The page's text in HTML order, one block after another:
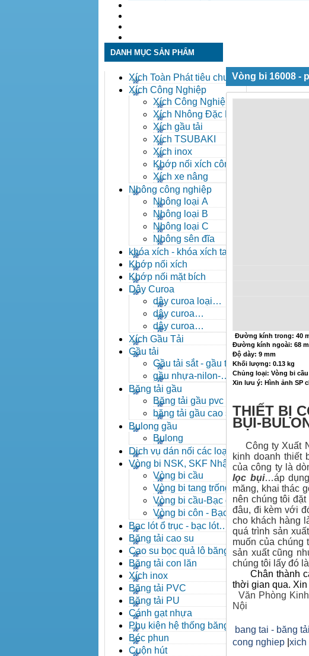
DANH MỤC SẢN PHẨM
Xích Toàn Phát tiêu chuẩn
ANSI
Xích Công Nghiệp
Xích Công Nghiệp -
Xich Cong Nghiep
Xích Nhông Đặc Biệt
Xích gầu tải
Xích TSUBAKI
Xích inox
Khớp nối xích công
nghiệp
Xích xe nâng
Nhông công nghiệp
Nhông loại A
Nhông loại B
Nhông loại C
Nhông sên đĩa
khóa xích - khóa xích tai eo
- khóa xích công nghiệp
Khớp nối xích
Khớp nối mặt bích
Dây Curoa
dây curoa loại
A,B,C,D,E
dây curoa
SPZ,SPA,SPB,SPC
dây curoa
XPZ,XPA,XPB,XPC
Xích Gầu Tải
Gầu tải
Gầu tải sắt - gầu tải
inox
gầu nhựa-nilon-
HDPE
Băng tải gầu
Băng tải gầu pvc
băng tải gầu cao su
Bulong gầu
Bulong
Dịch vụ dán nối các loại
băng tải
Vòng bi NSK, SKF Nhật
Vòng bi cầu
Vòng bi tang trống tự
lựa
Vòng bi cầu-Bạc đạn
cầu
Vòng bi côn - Bạc
đạn côn
Bạc lót ổ trục - bạc lót
nhông
Băng tải cao su
Cao su bọc quả lô băng tải
Băng tải con lăn
Xích inox
Băng tải PVC
Băng tải PU
Cánh gạt nhựa
Phụ kiện hệ thống băng tải
Béc phun
Cuộn hút
Vòng bi 16008 -
Đường kính trong: 40
Đường kính ngoài: 68
Độ dày: 9 mm
Khối lượng: 0.13 kg
Chủng loại: Vòng bi cầu
Xin lưu ý: Hình ảnh SP
THIẾT BỊ
BỤI-
Công ty Xuất
kinh doanh thiết
của công ty là
lọc bụi…áp
măng, khai thác
nên chúng tôi
đâu, đi kèm với
cho khách hàng
quá trình sản
muốn của chúng
sản xuất cũng
chúng tôi lấy đó
Chân thành
thời gian qua. Xin
Văn Phòng
Nội
bang tai - băng tải
cong nghiep xich